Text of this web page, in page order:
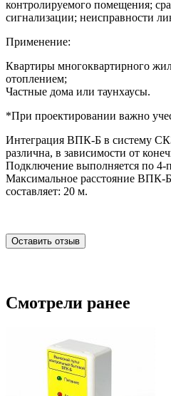
контролируемого помещения;
сигнализации; неисправности
Применение:
Квартиры многоквартирного
отоплением;
Частные дома или таунхаусы.
*При проектировании важно
Интеграция ВПК-Б в систему
различна, в зависимости от
Подключение выполняется по 4-
Максимальное расстояние ВПК-
составляет: 20 м.
Оставить отзыв
Смотрели ранее